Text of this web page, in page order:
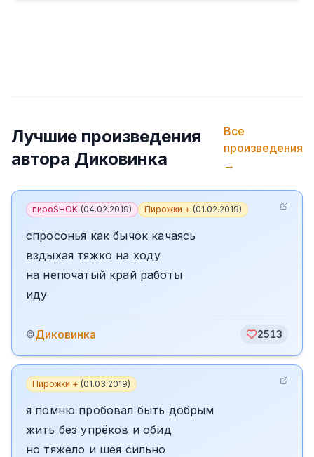
Лучшие произведения
автора Диковинка
Все
произведения
→
пироSHOK (04.02.2019) Пирожки + (01.02.2019)
спросонья как бычок качаясь
вздыхая тяжко на ходу
на непочатый край работы
иду
©Диковинка 2513
Пирожки + (01.03.2019)
я помню пробовал быть добрым
жить без упрёков и обид
но тяжело и шея сильно